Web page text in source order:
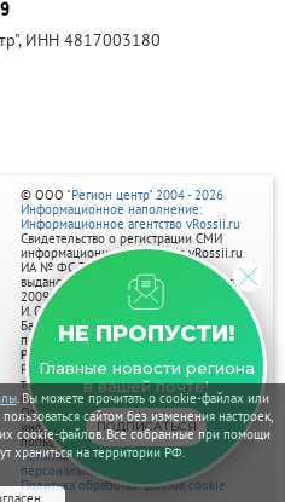
. Вы можете прочитать о cookie-файлах или
сайтом без изменения настроек,
cookie-файлов. Все собранные при помощи
храниться на территории РФ.
ИНН 4817003180
НЕ ПРОПУСТИ!
Главные новости региона
в вашей почте!
ПОДПИСАТЬСЯ
© ООО "Регион центр" 2004 - 2026
Информационное наполнение:
Информационное агентство vRossii.ru
Свидетельство о регистрации СМИ
информационного агентства vRossii.ru
ИА № ФС 77‑35502
выдано РОСКОМНАДЗОРом 04 марта
2009г.
И. О. Главного редактора Нарыков А. Н.
Баннеры на портале размещаются на
правах рекламы.
Реклама на портале:
Рекламное агентство "Умный маркетинг"
тел. 7-910-267-70-40,
email: umnyy.marketing@yandex.ru
Отдельные публикации могут содержать
информацию, не предназначенную для
пользователей до 18 лет.
Политика в отношении обработки
персональных данных
Политика обработки файлов cookie